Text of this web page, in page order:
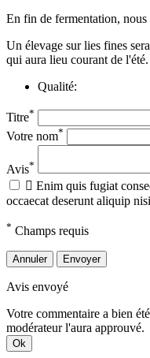
En fin de fermentation, nous
Un élevage sur lies fines
qui aura lieu courant de l'été.
Qualité:
Titre*
Votre nom*
Avis*
 Enim quis fugiat
occaecat deserunt aliquip
* Champs requis
Annuler Envoyer
Avis envoyé
Votre commentaire a bien
modérateur l'aura approuvé.
Ok